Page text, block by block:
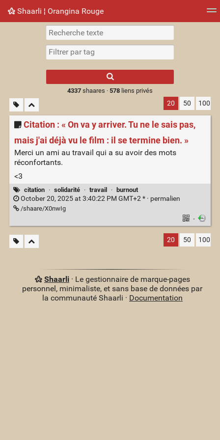
Shaarli ¦ Orangina Rouge
Nuage de tags Mur d'images
results.
4337shaares · 578liens privés
20 50 100
Citation : « On va y arriver. Tu ne le sais pas,
mais j'ai déjà vu le film : il se termine bien. »
Merci un ami au travail qui a su avoir des mots
réconfortants.
<3
citation · solidarité · travail · burnout
October 20, 2025 at 3:40:22 PM GMT+2 * · permalien
/shaare/X0nwIg
·
20 50 100
Shaarli· Le gestionnaire de marque-pages
personnel, minimaliste, et sans base de données par
la communauté Shaarli · Documentation